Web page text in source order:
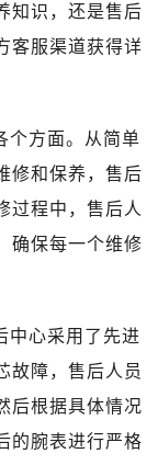
宁夏回族自治区石嘴山市大武口区贺兰山路宇舶售后服务中心（需提前预约）
宁夏回族自治区中卫市沙坡头区鼓楼东街宇舶售后服务中心（需提前预约）
青海省果洛藏族自治州玛沁县团结路宇舶售后服务中心（需提前预约）
青海省海北藏族自治州海晏县将军路宇舶售后服务中心（需提前预约）
青海省海东市乐都区滨河路宇舶售后服务中心（需提前预约）
青海省黄南藏族自治州同仁市德合隆路宇舶售后服务中心（需提前预约）
青海省西宁市城西区海湖新区西关大道宇舶售后服务中心（需提前预约）
青海省玉树藏族自治州结古镇胜利路宇舶售后服务中心（需提前预约）
知识，还是售后
客服渠道获得详
个方面。从简单
修和保养，售后
过程中，售后人
确保每一个维修
中心采用了先进
故障，售后人员
后根据具体情况
的腕表进行严格